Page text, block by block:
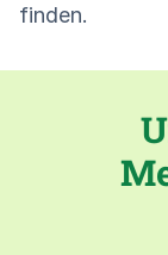
finden.